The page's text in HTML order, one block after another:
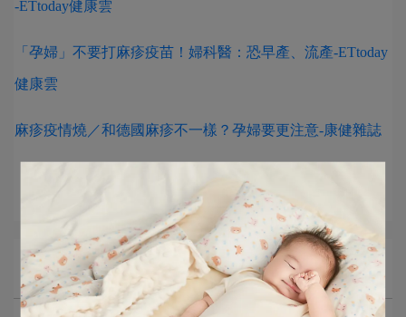
-ETtoday健康雲
「孕婦」不要打麻疹疫苗！婦科醫：恐早產、流產-ETtoday
健康雲
麻疹疫情燒／和德國麻疹不一樣？孕婦要更注意-康健雜誌
All Blogs